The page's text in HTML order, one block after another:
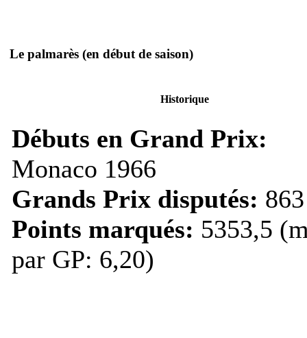
Le palmarès (en début de saison)
Historique
Débuts en Grand Prix:
Monaco 1966
Grands Prix disputés: 863
Points marqués: 5353,5
par GP: 6,20)